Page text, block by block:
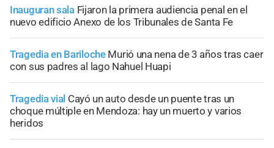
Inauguran sala Fijaron la primera audiencia penal en el
nuevo edificio Anexo de los Tribunales de Santa Fe
Tragedia en Bariloche Murió una nena de 3 años tras caer
con sus padres al lago Nahuel Huapi
Tragedia vial Cayó un auto desde un puente tras un
choque múltiple en Mendoza: hay un muerto y varios
heridos